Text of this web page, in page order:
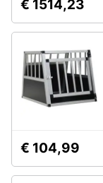
€ 1514,23
€ 104,99